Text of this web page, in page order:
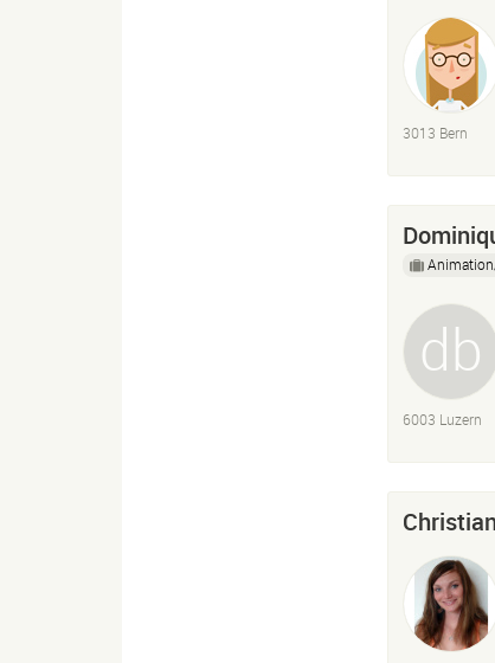
3013 Bern
6003 Luzern